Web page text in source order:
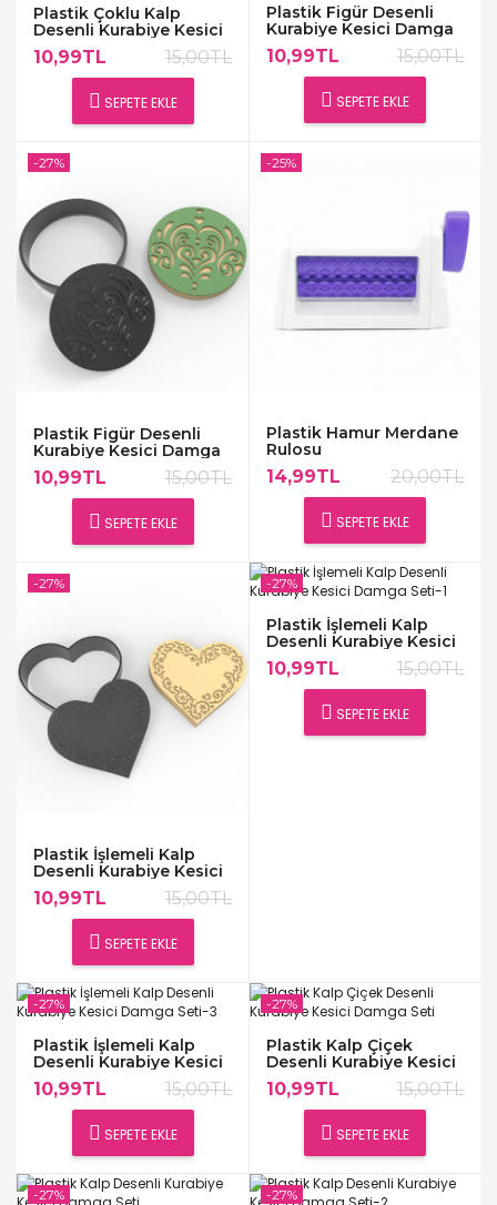
Plastik Çoklu Kalp
Desenli Kurabiye Kesici
Damga Seti
10,99TL 15,00TL
SEPETE EKLE
Plastik Figür Desenli
Kurabiye Kesici Damga
Seti-2
10,99TL 15,00TL
SEPETE EKLE
Plastik Figür Desenli
Kurabiye Kesici Damga
Seti-3
10,99TL 15,00TL
SEPETE EKLE
-27%
Plastik Hamur Merdane
Rulosu
14,99TL 20,00TL
SEPETE EKLE
-25%
Plastik İşlemeli Kalp
Desenli Kurabiye Kesici
Damga Seti
10,99TL 15,00TL
SEPETE EKLE
-27%
Plastik İşlemeli Kalp
Desenli Kurabiye Kesici
Damga Seti-1
10,99TL 15,00TL
SEPETE EKLE
-27%
Plastik İşlemeli Kalp
Desenli Kurabiye Kesici
Damga Seti-3
10,99TL 15,00TL
SEPETE EKLE
-27%
Plastik Kalp Çiçek
Desenli Kurabiye Kesici
Damga Seti
10,99TL 15,00TL
SEPETE EKLE
-27%
-27% -27%